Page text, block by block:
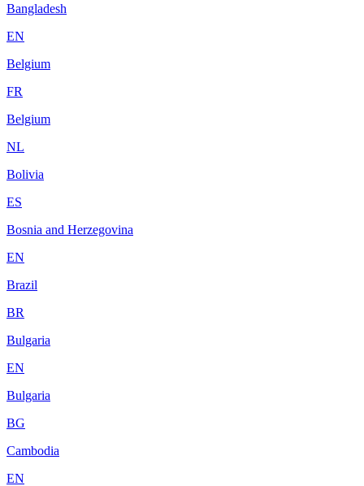
Bangladesh
EN
Belgium
FR
Belgium
NL
Bolivia
ES
Bosnia and Herzegovina
EN
Brazil
BR
Bulgaria
EN
Bulgaria
BG
Cambodia
EN